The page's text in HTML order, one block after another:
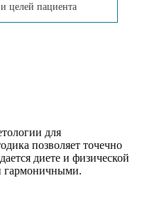
и целей пациента
для
позволяет точечно
диете и физической
гармоничными.